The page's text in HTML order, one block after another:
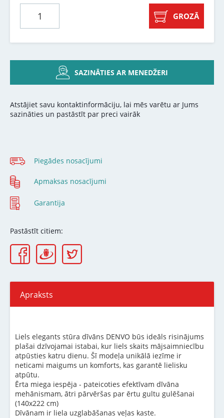
GROZĀ
SAZINĀTIES AR MENEDŽERI
Atstājiet savu kontaktinformāciju, lai mēs varētu ar Jums
sazināties un pastāstīt par preci vairāk
Piegādes nosacījumi
Apmaksas nosacījumi
Garantija
Pastāstīt citiem:
Apraksts
Liels elegants stūra dīvāns DENVO būs ideāls risinājums
plašai dzīvojamai istabai, kur liels skaits mājsaimniecību
atpūsties katru dienu. Šī modeļa unikālā iezīme ir
neticami maigums un komforts, kas garantē lielisku
atpūtu.
Ērta miega iespēja - pateicoties efektīvam dīvāna
mehānismam, ātri pārvēršas par ērtu gultu gulēšanai
(140x222 cm)
Dīvānam ir liela uzglabāšanas veļas kaste.